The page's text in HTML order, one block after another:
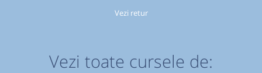
Vezi retur
Vezi toate cursele de: